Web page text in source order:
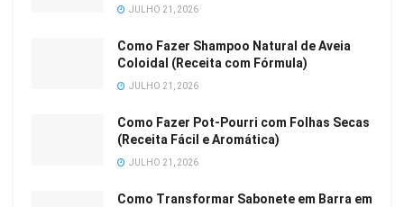
JULHO 21, 2026
Como Fazer Shampoo Natural de Aveia
Coloidal (Receita com Fórmula)
JULHO 21, 2026
Como Fazer Pot-Pourri com Folhas Secas
(Receita Fácil e Aromática)
JULHO 21, 2026
Como Transformar Sabonete em Barra em